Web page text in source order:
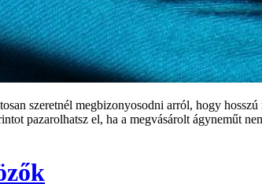
szeretnél megbizonyosodni arról, hogy
pazarolhatsz el, ha a megvásárolt ágyneműt